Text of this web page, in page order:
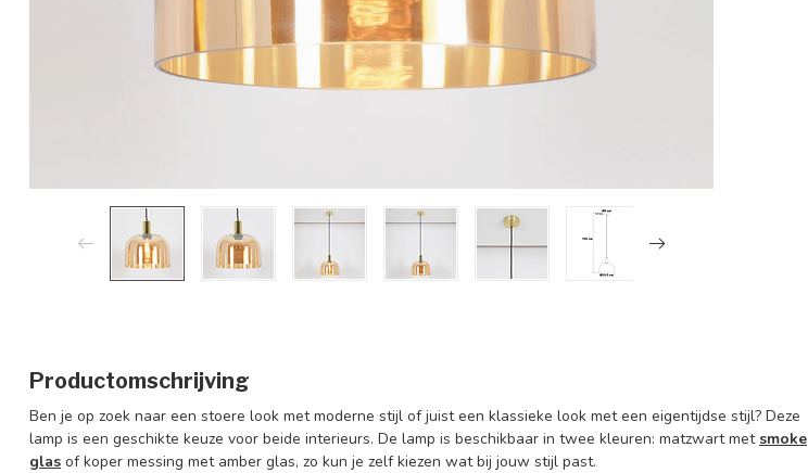
Productomschrijving
Ben je op zoek naar een stoere look met moderne stijl of juist een klassieke look met een eigentijdse stijl? Deze
lamp is een geschikte keuze voor beide interieurs. De lamp is beschikbaar in twee kleuren: matzwart metsmoke
glas of koper messing met amber glas, zo kun je zelf kiezen wat bij jouw stijl past.